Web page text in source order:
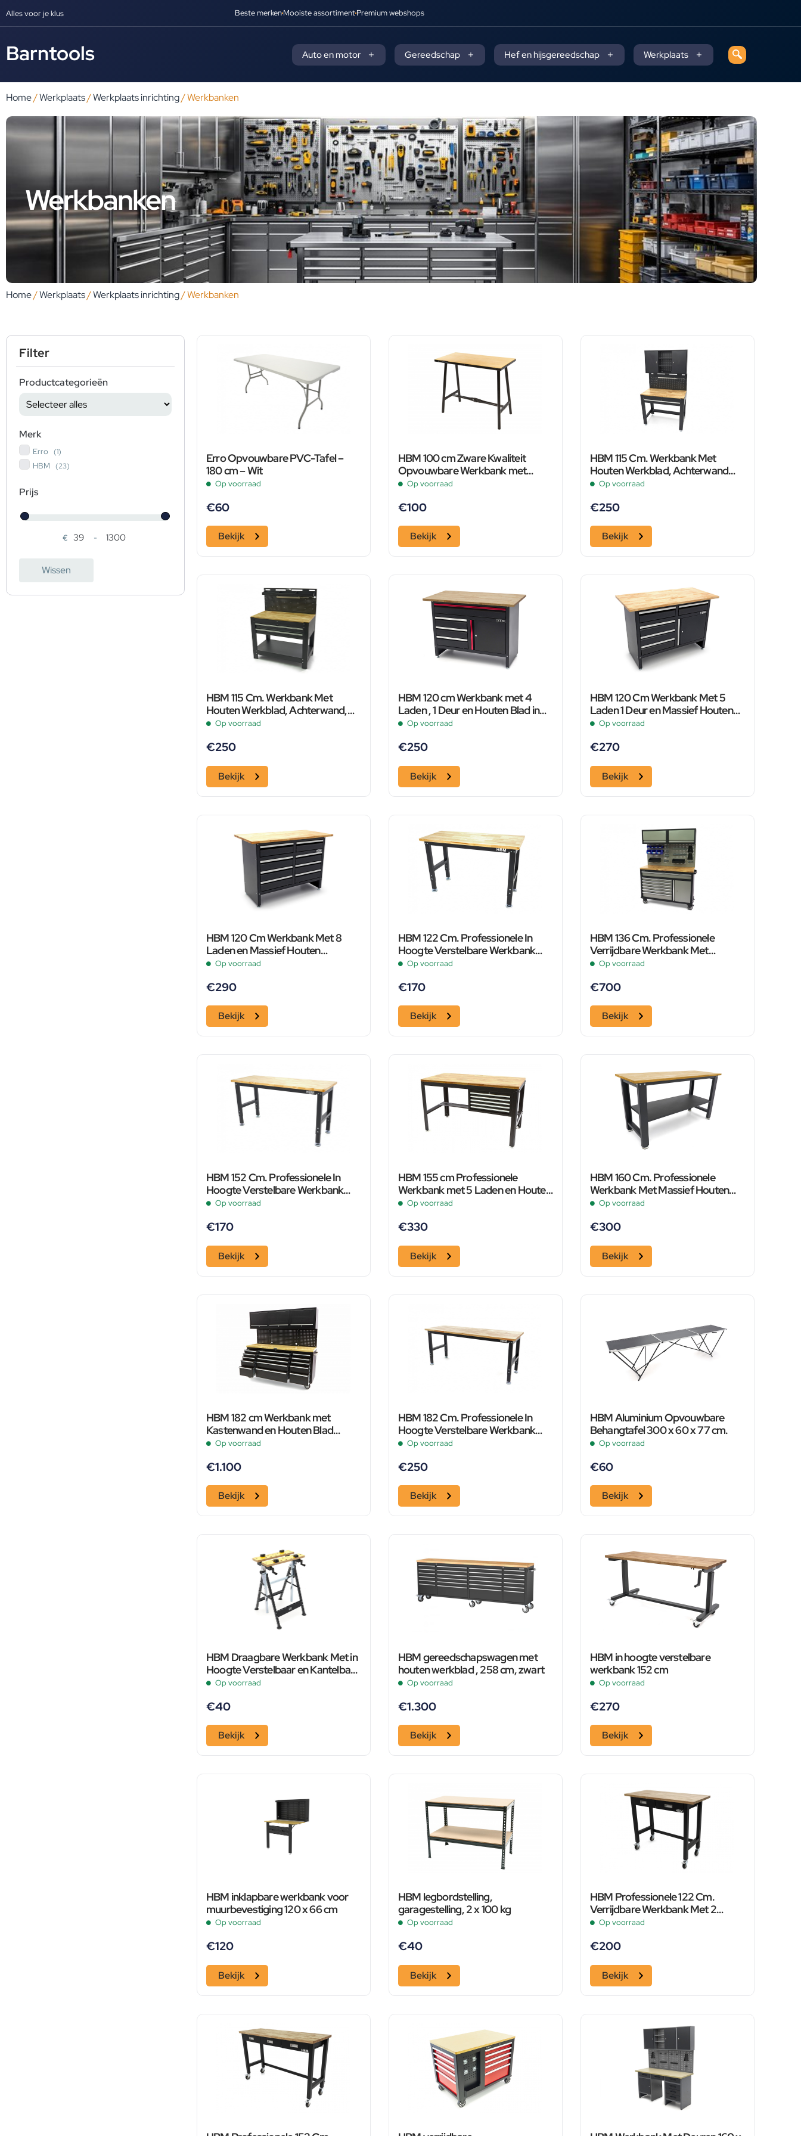
Alles voor je klus Beste merkenMooiste assortimentPremium webshops
Barntools Auto en motor Gereedschap Hef en hijsgereedschap Werkplaats
Home/Werkplaats/Werkplaats inrichting/ Werkbanken
Werkbanken
Home/Werkplaats/Werkplaats inrichting/ Werkbanken
Filter
Productcategorieën
Merk
Erro (1)
HBM (23)
Prijs
€
Minimale prijs
-
Maximale prijs
Wissen
Erro Opvouwbare PVC-Tafel –
180 cm – Wit
Op voorraad
€60
Bekijk
HBM 100 cm Zware Kwaliteit
Opvouwbare Werkbank met
Houten Blad ZWART
Op voorraad
€100
Bekijk
HBM 115 Cm. Werkbank Met
Houten Werkblad, Achterwand
Met Kastenwand, Led Verlichting ,
Op voorraad
€250
Bekijk
HBM 115 Cm. Werkbank Met
Houten Werkblad, Achterwand,
Led Verlichting , 20 Haken en 3
Op voorraad
€250
Bekijk
HBM 120 cm Werkbank met 4
Laden , 1 Deur en Houten Blad in
Zwart
Op voorraad
€250
Bekijk
HBM 120 Cm Werkbank Met 5
Laden 1 Deur en Massief Houten
Werkblad
Op voorraad
€270
Bekijk
HBM 120 Cm Werkbank Met 8
Laden en Massief Houten
Werkblad
Op voorraad
€290
Bekijk
HBM 122 Cm. Professionele In
Hoogte Verstelbare Werkbank
Met Massief Houten Werkblad
Op voorraad
€170
Bekijk
HBM 136 Cm. Professionele
Verrijdbare Werkbank Met
Kastenwand en Accesoires
Op voorraad
€700
Bekijk
HBM 152 Cm. Professionele In
Hoogte Verstelbare Werkbank
Met Massief Houten Werkblad
Op voorraad
€170
Bekijk
HBM 155 cm Professionele
Werkbank met 5 Laden en Houten
Werkblad Zwart
Op voorraad
€330
Bekijk
HBM 160 Cm. Professionele
Werkbank Met Massief Houten
Werkblad
Op voorraad
€300
Bekijk
HBM 182 cm Werkbank met
Kastenwand en Houten Blad
Zwart
Op voorraad
€1.100
Bekijk
HBM 182 Cm. Professionele In
Hoogte Verstelbare Werkbank
Met Massief Houten Werkblad
Op voorraad
€250
Bekijk
HBM Aluminium Opvouwbare
Behangtafel 300 x 60 x 77 cm.
Op voorraad
€60
Bekijk
HBM Draagbare Werkbank Met in
Hoogte Verstelbaar en Kantelbaar
Werkblad
Op voorraad
€40
Bekijk
HBM gereedschapswagen met
houten werkblad , 258 cm, zwart
Op voorraad
€1.300
Bekijk
HBM in hoogte verstelbare
werkbank 152 cm
Op voorraad
€270
Bekijk
HBM inklapbare werkbank voor
muurbevestiging 120 x 66 cm
Op voorraad
€120
Bekijk
HBM legbordstelling,
garagestelling, 2 x 100 kg
Op voorraad
€40
Bekijk
HBM Professionele 122 Cm.
Verrijdbare Werkbank Met 2
Laden en Massief Houten
Op voorraad
€200
Bekijk